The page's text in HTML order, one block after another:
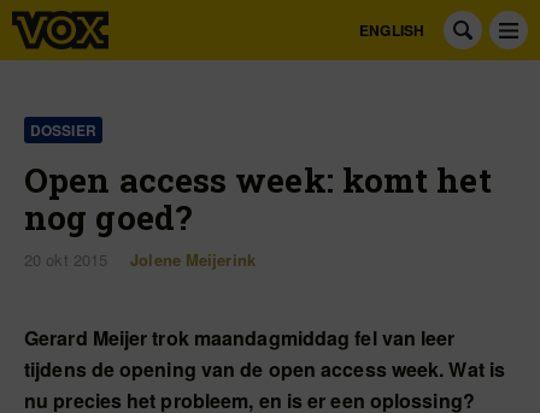
ENGLISH
DOSSIER
Open access week: komt het
nog goed?
20 okt 2015 Jolene Meijerink
Gerard Meijer trok maandagmiddag fel van leer
tijdens de opening van de open access week. Wat is
nu precies het probleem, en is er een oplossing?